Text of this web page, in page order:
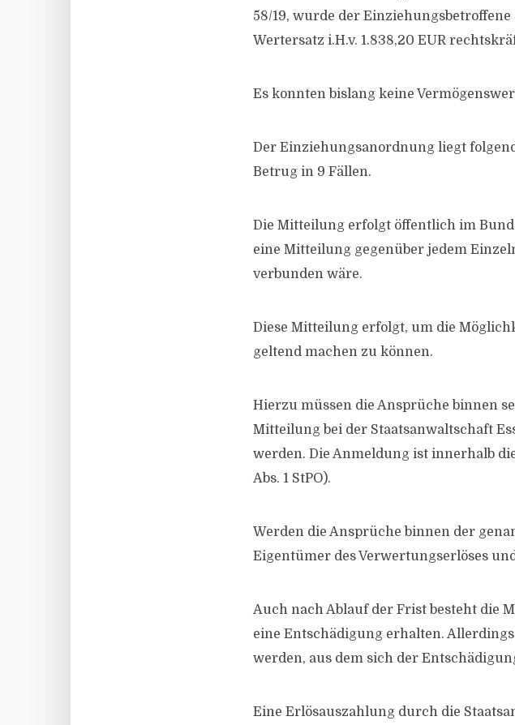
58/19, wurde der
Wertersatz i.H.v. 1.838,20 EUR
Es konnten bislang keine
Der Einziehungsanordnung liegt
Betrug in 9 Fällen.
Die Mitteilung erfolgt öffentlich im
eine Mitteilung gegenüber jedem
verbunden wäre.
Diese Mitteilung erfolgt, um die
geltend machen zu können.
Hierzu müssen die Ansprüche binnen
Mitteilung bei der Staatsanwaltschaft
werden. Die Anmeldung ist innerhalb
Abs. 1 StPO).
Werden die Ansprüche binnen der
Eigentümer des Verwertungserlöses
Auch nach Ablauf der Frist besteht die
eine Entschädigung erhalten.
werden, aus dem sich der
Eine Erlösauszahlung durch die